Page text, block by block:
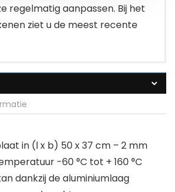
regelmatig aanpassen. Bij het
ziet u de meest recente
in (l x b) 50 x 37 cm – 2 mm
-60 °C tot + 160 °C
dankzij de aluminiumlaag